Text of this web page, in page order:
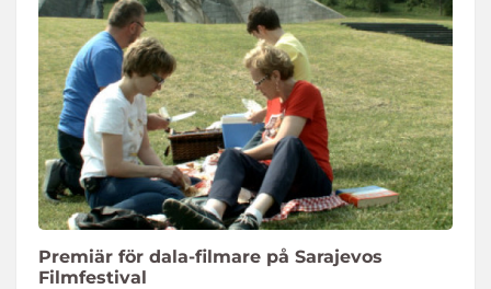
Premiär för dala-filmare på Sarajevos
Filmfestival